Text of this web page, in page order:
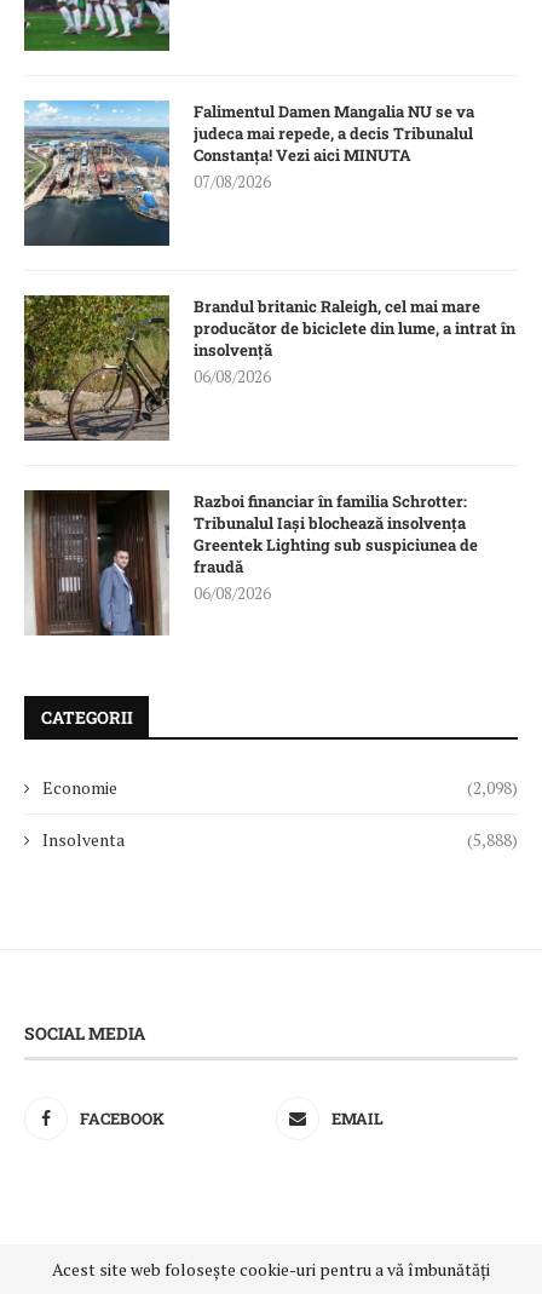
Falimentul Damen Mangalia NU se va
judeca mai repede, a decis Tribunalul
Constanța! Vezi aici MINUTA
07/08/2026
Brandul britanic Raleigh, cel mai mare
producător de biciclete din lume, a intrat în
insolvență
06/08/2026
Razboi financiar în familia Schrotter:
Tribunalul Iași blochează insolvența
Greentek Lighting sub suspiciunea de
fraudă
06/08/2026
CATEGORII
Economie (2,098)
Insolventa (5,888)
SOCIAL MEDIA
FACEBOOK EMAIL
Acest site web folosește cookie-uri pentru a vă îmbunătăți